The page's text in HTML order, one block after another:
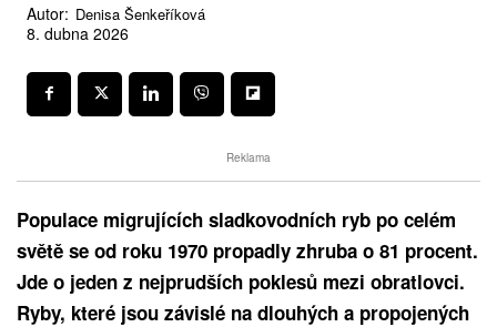
Autor: Denisa Šenkeříková
8. dubna 2026
Reklama
Populace migrujících sladkovodních ryb po celém
světě se od roku 1970 propadly zhruba o 81 procent.
Jde o jeden z nejprudších poklesů mezi obratlovci.
Ryby, které jsou závislé na dlouhých a propojených